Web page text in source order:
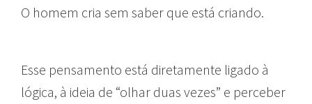
O homem cria sem saber que está criando.
Esse pensamento está diretamente ligado à
lógica, à ideia de “olhar duas vezes” e perceber